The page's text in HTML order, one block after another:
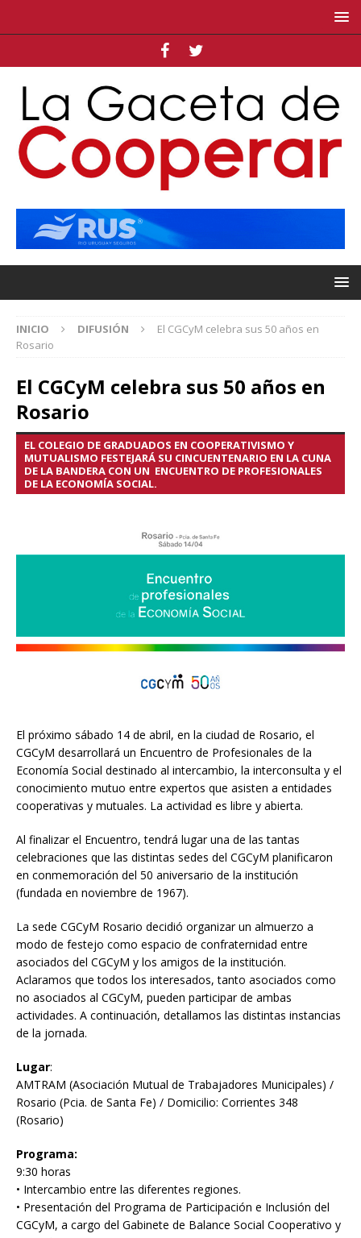
INICIO DIFUSIÓN
El CGCyM celebra sus 50 años en
Rosario
El CGCyM celebra sus 50 años en
Rosario
EL COLEGIO DE GRADUADOS EN COOPERATIVISMO Y
MUTUALISMO FESTEJARÁ SU CINCUENTENARIO EN LA CUNA
DE LA BANDERA CON UN ENCUENTRO DE PROFESIONALES
DE LA ECONOMÍA SOCIAL.
El próximo sábado 14 de abril, en la ciudad de Rosario, el
CGCyM desarrollará un Encuentro de Profesionales de la
Economía Social destinado al intercambio, la interconsulta y el
conocimiento mutuo entre expertos que asisten a entidades
cooperativas y mutuales. La actividad es libre y abierta.
Al finalizar el Encuentro, tendrá lugar una de las tantas
celebraciones que las distintas sedes del CGCyM planificaron
en conmemoración del 50 aniversario de la institución
(fundada en noviembre de 1967).
La sede CGCyM Rosario decidió organizar un almuerzo a
modo de festejo como espacio de confraternidad entre
asociados del CGCyM y los amigos de la institución.
Aclaramos que todos los interesados, tanto asociados como
no asociados al CGCyM, pueden participar de ambas
actividades. A continuación, detallamos las distintas instancias
de la jornada.
Lugar:
AMTRAM (Asociación Mutual de Trabajadores Municipales) /
Rosario (Pcia. de Santa Fe) / Domicilio: Corrientes 348
(Rosario)
Programa:
9:30 horas
• Intercambio entre las diferentes regiones.
• Presentación del Programa de Participación e Inclusión del
CGCyM, a cargo del Gabinete de Balance Social Cooperativo y